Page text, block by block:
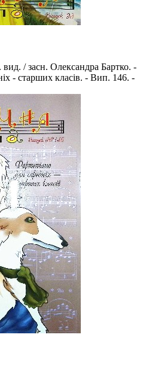
/ засн. Олександра Бартко. -
- старших класів. - Вип. 146. -